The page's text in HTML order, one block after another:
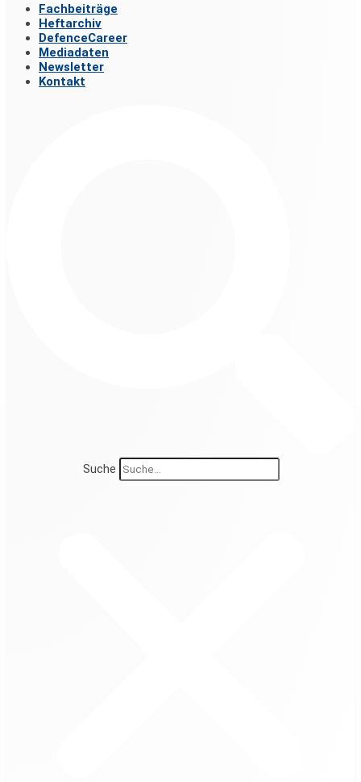
Fachbeiträge
Heftarchiv
DefenceCareer
Mediadaten
Newsletter
Kontakt
Suche